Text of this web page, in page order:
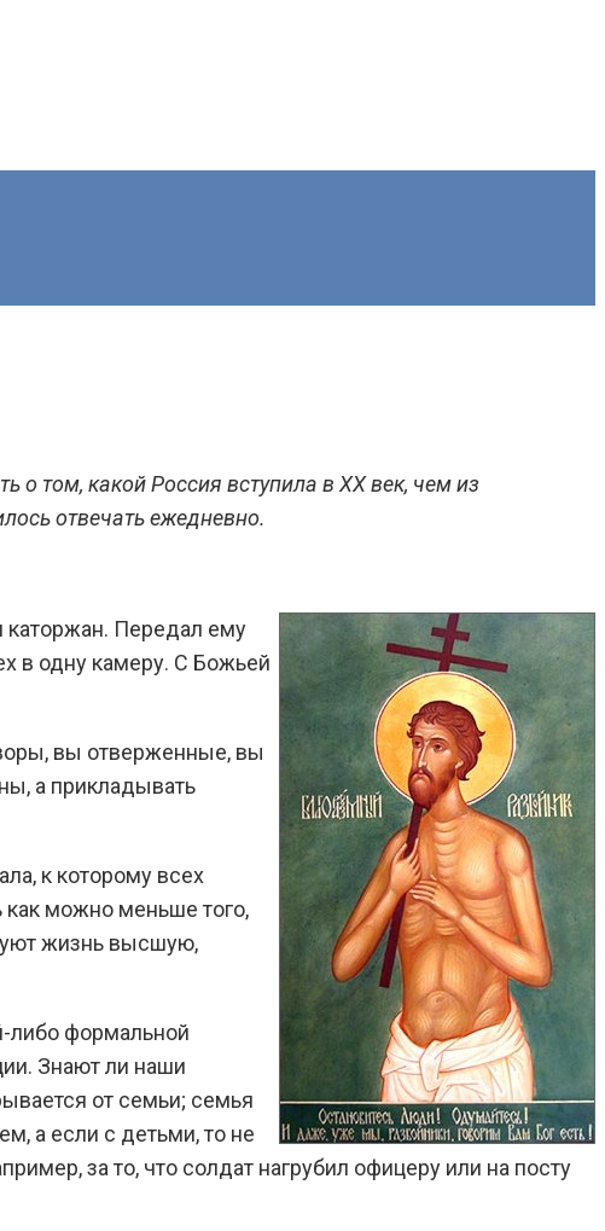
том, какой Россия вступила в XX век, чем из
отвечать ежедневно.
каторжан. Передал ему
в одну камеру. С Божьей
вы отверженные, вы
а прикладывать
к которому всех
как можно меньше того,
жизнь высшую,
либо формальной
Знают ли наши
от семьи; семья
а если с детьми, то не
за то, что солдат нагрубил офицеру или на посту